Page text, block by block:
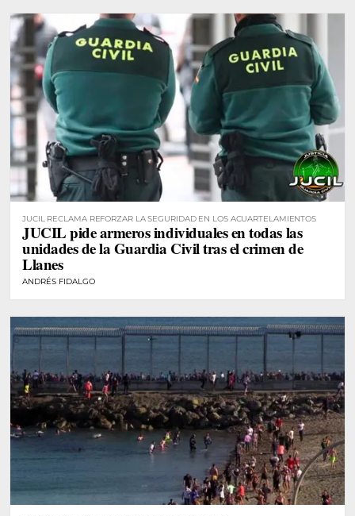
JUCIL RECLAMA REFORZAR LA SEGURIDAD EN LOS ACUARTELAMIENTOS
JUCIL pide armeros individuales en todas las
unidades de la Guardia Civil tras el crimen de
Llanes
ANDRÉS FIDALGO